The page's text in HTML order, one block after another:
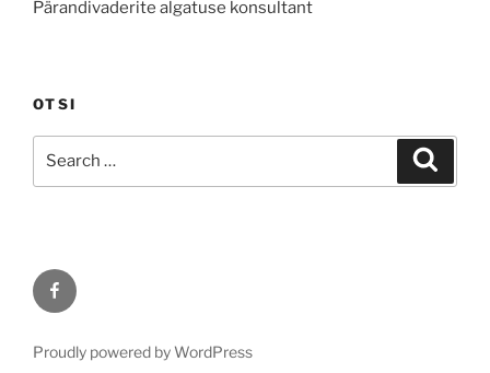
Pärandivaderite algatuse konsultant
OTSI
Facebook
Proudly powered by WordPress